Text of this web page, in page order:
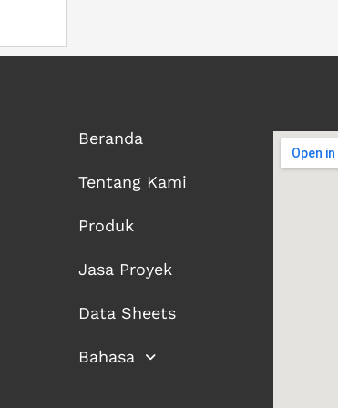
Beranda
Tentang Kami
Produk
Jasa Proyek
Data Sheets
Bahasa